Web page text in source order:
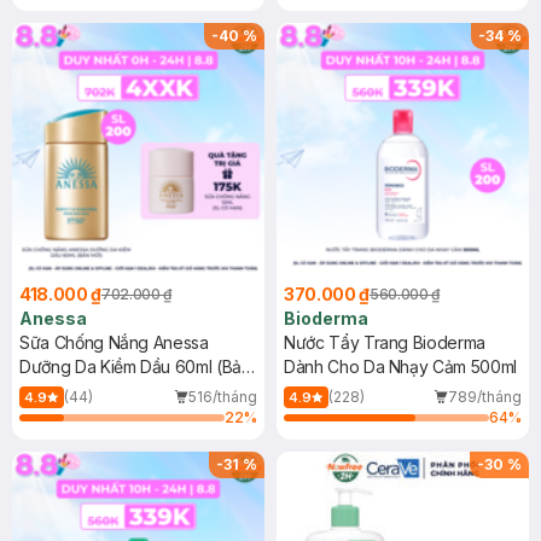
SPF 50+ 20ml (SL Có Hạn)
(SL có hạn)
-40%
418.000 ₫702.000 ₫
Anessa
Sữa Chống Nắng Anessa
Dưỡng Da Kiềm Dầu 60ml (Bản
Mới)
4.9 (44)
516/tháng
22%
-34%
370.000 ₫560.000 ₫
Bioderma
Nước Tẩy Trang Bioderma
Dành Cho Da Nhạy Cảm 500ml
4.9 (228)
789/tháng
64%
-31% -30 %